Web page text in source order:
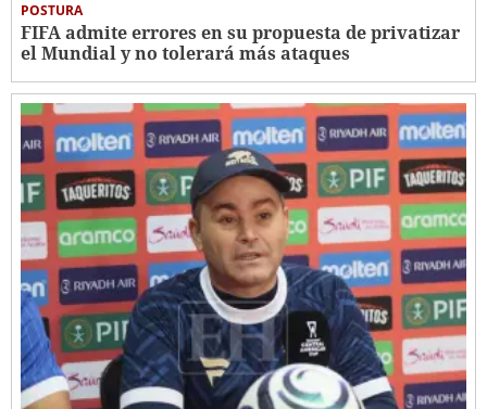
POSTURA
FIFA admite errores en su propuesta de privatizar
el Mundial y no tolerará más ataques